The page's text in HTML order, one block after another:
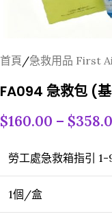
首頁/急救用品 First
FA094 急救包 (
$160.00 – $
勞工處急救箱指引
1個/盒